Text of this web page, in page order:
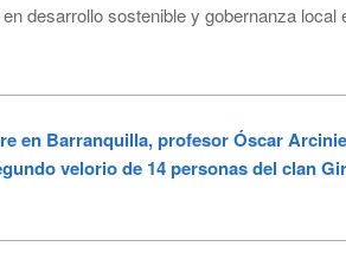
desarrollo sostenible y gobernanza local
en Barranquilla, profesor Óscar
velorio de 14 personas del clan